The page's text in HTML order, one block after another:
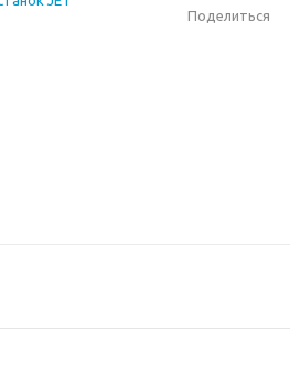
Поделиться